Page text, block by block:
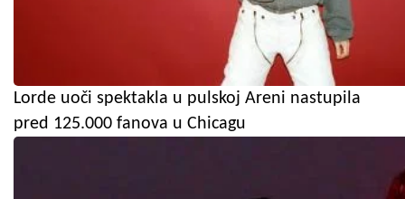
Lorde uoči spektakla u pulskoj Areni nastupila
pred 125.000 fanova u Chicagu